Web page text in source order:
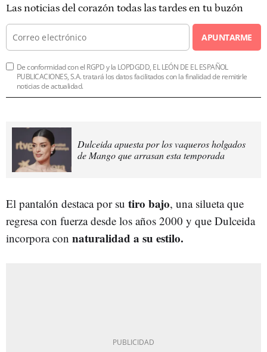
Las noticias del corazón todas las tardes en tu buzón
APUNTARME
De conformidad con el RGPD y la LOPDGDD, EL LEÓN DE EL ESPAÑOL
PUBLICACIONES, S.A. tratará los datos facilitados con la finalidad de remitirle
noticias de actualidad.
Dulceida apuesta por los vaqueros holgados
de Mango que arrasan esta temporada
El pantalón destaca por su tiro bajo, una silueta que
regresa con fuerza desde los años 2000 y que Dulceida
incorpora con naturalidad a su estilo.